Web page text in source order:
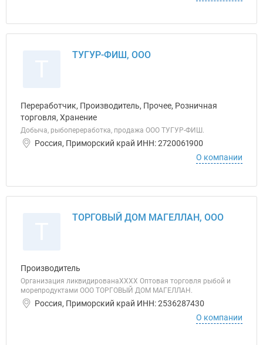
ТУГУР-ФИШ, ООО
Переработчик, Производитель, Прочее, Розничная
торговля, Хранение
Добыча, рыбопереработка, продажа ООО ТУГУР-ФИШ.
Россия, Приморский край ИНН: 2720061900
О компании
ТОРГОВЫЙ ДОМ МАГЕЛЛАН, ООО
Производитель
Организация ликвидированаХХХХ Оптовая торговля рыбой и
морепродуктами ООО ТОРГОВЫЙ ДОМ МАГЕЛЛАН.
Россия, Приморский край ИНН: 2536287430
О компании